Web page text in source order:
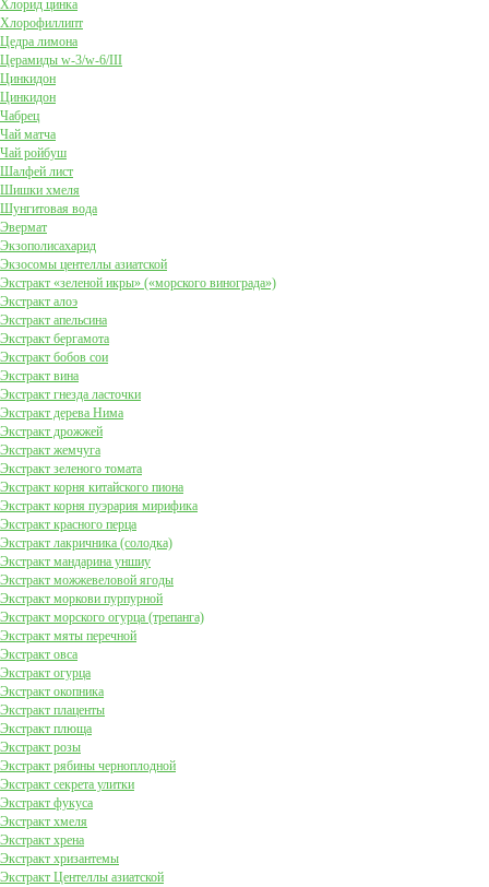
Хлорид цинка
Хлорофиллипт
Цедра лимона
Церамиды w-3/w-6/III
Цинкидон
Цинкидон
Чабрец
Чай матча
Чай ройбуш
Шалфей лист
Шишки хмеля
Шунгитовая вода
Эвермат
Экзополисахарид
Экзосомы центеллы азиатской
Экстракт «зеленой икры» («морского винограда»)
Экстракт алоэ
Экстракт апельсина
Экстракт бергамота
Экстракт бобов сои
Экстракт вина
Экстракт гнезда ласточки
Экстракт дерева Нима
Экстракт дрожжей
Экстракт жемчуга
Экстракт зеленого томата
Экстракт корня китайского пиона
Экстракт корня пуэрария мирифика
Экстракт красного перца
Экстракт лакричника (солодка)
Экстракт мандарина уншиу
Экстракт можжевеловой ягоды
Экстракт моркови пурпурной
Экстракт морского огурца (трепанга)
Экстракт мяты перечной
Экстракт овса
Экстракт огурца
Экстракт окопника
Экстракт плаценты
Экстракт плюща
Экстракт розы
Экстракт рябины черноплодной
Экстракт секрета улитки
Экстракт фукуса
Экстракт хмеля
Экстракт хрена
Экстракт хризантемы
Экстракт Центеллы азиатской